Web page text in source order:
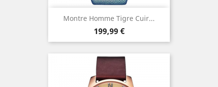
Montre Homme Tigre Cuir...
Prix
199,99 €